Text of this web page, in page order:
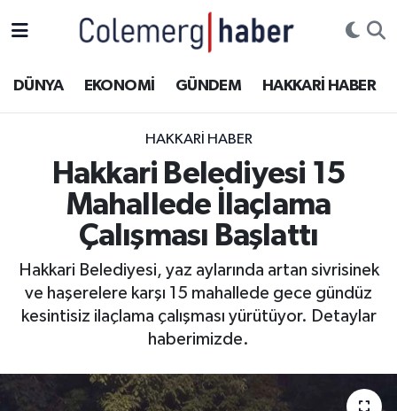
DÜNYA EKONOMİ GÜNDEM HAKKARİ HABER
HAKKARI HABER
Hakkari Belediyesi 15
Mahallede İlaçlama
Çalışması Başlattı
Hakkari Belediyesi, yaz aylarında artan sivrisinek
ve haşerelere karşı 15 mahallede gece gündüz
kesintisiz ilaçlama çalışması yürütüyor. Detaylar
haberimizde.
ASAYİŞ
DOĞA
DÜNYA
EĞİTİM
GÜNDEM
Hakkâri Hava Durumu
Hakkari Namaz Vakitleri
Hakkâri Trafik Yoğunluk Haritası
Süper Lig Puan Durumu ve Fikstür
Tüm Manşetler
Son Dakika Haberleri
Haber Arşivi